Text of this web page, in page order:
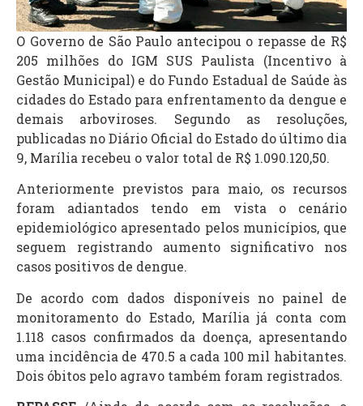
O Governo de São Paulo antecipou o repasse de R$
205 milhões do IGM SUS Paulista (Incentivo à
Gestão Municipal) e do Fundo Estadual de Saúde às
cidades do Estado para enfrentamento da dengue e
demais arboviroses. Segundo as resoluções,
publicadas no Diário Oficial do Estado do último dia
9, Marília recebeu o valor total de R$ 1.090.120,50.
Anteriormente previstos para maio, os recursos
foram adiantados tendo em vista o cenário
epidemiológico apresentado pelos municípios, que
seguem registrando aumento significativo nos
casos positivos de dengue.
De acordo com dados disponíveis no painel de
monitoramento do Estado, Marília já conta com
1.118 casos confirmados da doença, apresentando
uma incidência de 470.5 a cada 100 mil habitantes.
Dois óbitos pelo agravo também foram registrados.